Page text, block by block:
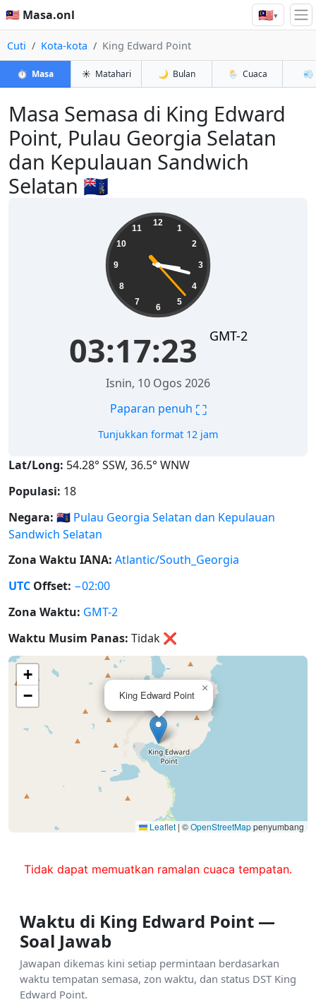
🇲🇾 Masa.onl 🇲🇾▾
Cuti Kota-kota King Edward Point
⏱️ Masa ☀️ Matahari 🌙 Bulan 🌦️ Cuaca 💨
Masa Semasa di King Edward
Point, Pulau Georgia Selatan
dan Kepulauan Sandwich
Selatan 🇬🇸
12
1
2
3
4
5
6
7
8
9
10
11
03:17:23 GMT-2
Isnin, 10 Ogos 2026
Paparan penuh ⛶
Tunjukkan format 12 jam
Lat/Long: 54.28° SSW, 36.5° WNW
Populasi: 18
Negara: 🇬🇸 Pulau Georgia Selatan dan Kepulauan
Sandwich Selatan
Zona Waktu IANA: Atlantic/South_Georgia
UTC Offset: −02:00
Zona Waktu: GMT-2
Waktu Musim Panas: Tidak ❌
King Edward Point
×
+
−
Leaflet | ©OpenStreetMappenyumbang
Tidak dapat memuatkan ramalan cuaca tempatan.
Waktu di King Edward Point —
Soal Jawab
Jawapan dikemas kini setiap permintaan berdasarkan
waktu tempatan semasa, zon waktu, dan status DST King
Edward Point.